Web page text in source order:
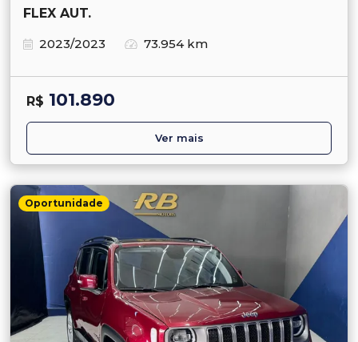
FLEX AUT.
2023/2023
73.954 km
R$ 101.890
Ver mais
Oportunidade